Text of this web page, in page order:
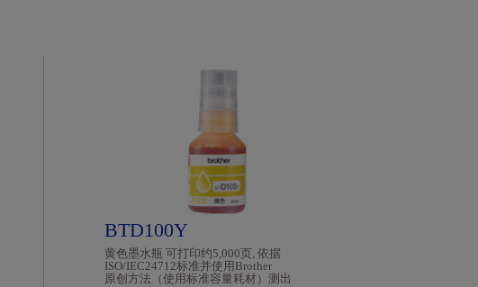
BTD100Y
黄色墨水瓶 可打印约5,000页, 依据
ISO/IEC24712标准并使用Brother
原创方法（使用标准容量耗材）测出